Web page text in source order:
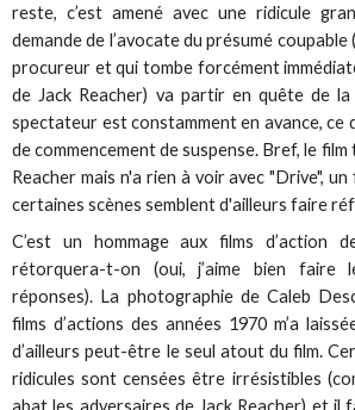
reste, c’est amené avec une ridicule
demande de l’avocate du présumé coupable
procureur et qui tombe forcément
de Jack Reacher) va partir en quête de
spectateur est constamment en avance, ce
de commencement de suspense. Bref, le
Reacher mais n'a rien à voir avec "Drive",
certaines scènes semblent d'ailleurs faire
C’est un hommage aux films d’action
rétorquera-t-on (oui, j’aime bien faire
réponses). La photographie de Caleb
films d’actions des années 1970 m’a
d’ailleurs peut-être le seul atout du film.
ridicules sont censées être irrésistibles
abat les adversaires de Jack Reacher) et il